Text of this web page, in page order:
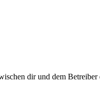
dir und dem Betreiber